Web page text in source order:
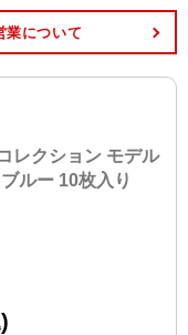
業について
レクション モデル
ルー 10枚入り